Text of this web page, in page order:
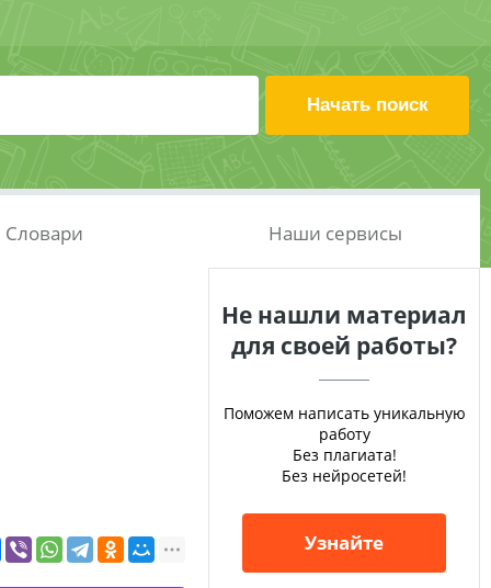
Словари Наши сервисы
Не нашли материал
для своей работы?
Поможем написать уникальную
работу
Без плагиата!
Без нейросетей!
Узнайте